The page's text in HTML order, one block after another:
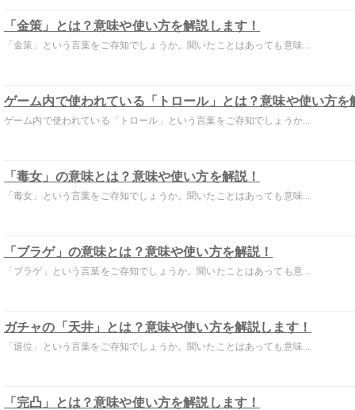
「金策」とは？意味や使い方を解説します！
「金策」という言葉をご存知でしょうか。聞いたことはあっても意味...
ゲーム内で使われている「トロール」とは？意味や使い方を
ゲーム内で使われている「トロール」という言葉をご存知でしょうか...
「毒女」の意味とは？意味や使い方を解説！
「毒女」という言葉をご存知でしょうか。聞いたことはあっても意味...
「ブラゲ」の意味とは？意味や使い方を解説！
「ブラゲ」という言葉をご存知でしょうか。聞いたことはあっても意...
ガチャの「天井」とは？意味や使い方を解説します！
「退位」という言葉をご存知でしょうか。聞いたことはあっても意味...
「完凸」とは？意味や使い方を解説します！